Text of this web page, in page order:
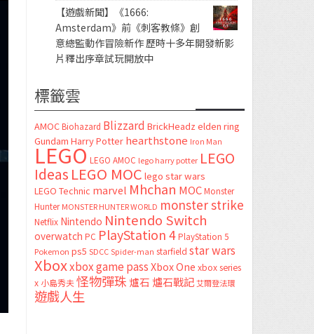
【遊戲新聞】《1666:
Amsterdam》前《刺客教條》創
意總監動作冒險新作 歷時十多年開發新影
片釋出序章試玩開放中
標籤雲
AMOC Biohazard Blizzard BrickHeadz elden ring
Gundam Harry Potter hearthstone Iron Man
LEGO LEGO AMOC lego harry potter LEGO
Ideas LEGO MOC lego star wars
LEGO Technic marvel Mhchan MOC Monster
Hunter MONSTER HUNTER WORLD monster strike
Netflix Nintendo Nintendo Switch
overwatch PC PlayStation 4 PlayStation 5
Pokemon ps5 SDCC Spider-man starfield star wars
Xboxxbox game passXbox One xbox series
x 小島秀夫怪物彈珠 爐石 爐石戰記艾爾登法環
遊戲人生